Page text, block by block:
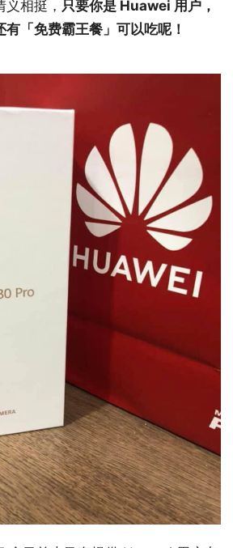
相挺， 只要你是 Huawei 用户，
「免费霸王餐」可以吃呢！